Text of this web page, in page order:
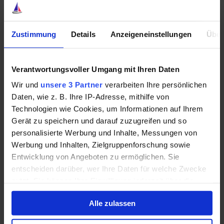
Zustimmung Details Anzeigeneinstellungen
Verantwortungsvoller Umgang mit Ihren Daten
Wir und unsere 3 Partner verarbeiten Ihre persönlichen
Daten, wie z. B. Ihre IP-Adresse, mithilfe von
Technologien wie Cookies, um Informationen auf Ihrem
Gerät zu speichern und darauf zuzugreifen und so
personalisierte Werbung und Inhalte, Messungen von
Werbung und Inhalten, Zielgruppenforschung sowie
Entwicklung von Angeboten zu ermöglichen. Sie
entscheiden darüber, wer Ihre Daten für welche Zwecke
Cookie-Erklärung oder durch Klicken auf das Privacy
Trigger Symbol ändern oder widerrufen
Alle zulassen
Ein besonderes Jahrzehnt!
Wer im Rückblick 10.000 Euro vor zehn Jahren in die
Aktie von W. P. Carey investiert hätte, der nahm einen
wirklich herausfordernden Zeitraum mit. Vor diesem
Hintergrund sollten wir die Performance ebenfalls
bewerten. Die Aktie stieg sogar bis August des Jahres
2022 bis auf 86 Euro. Das heißt: Man hätte kurzfristig
eine starke Rendite eingefahren.
und hohe Inflation, sowie die Pandemie führten zu
unsicheren Marktverhältnissen. Dennoch überzeugt
W. P. Carey sogar in dieser Zeit mit Stärke: Das